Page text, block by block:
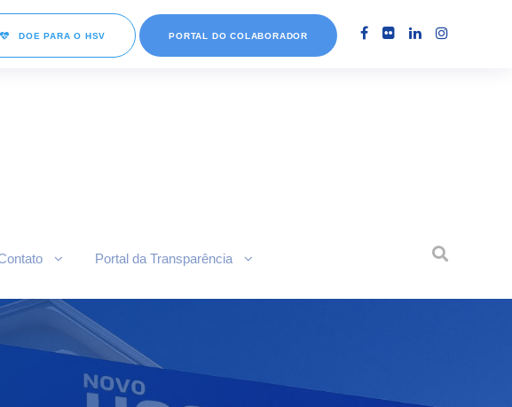
DOE PARA O HSV PORTAL DO COLABORADOR
Portal da Transparência